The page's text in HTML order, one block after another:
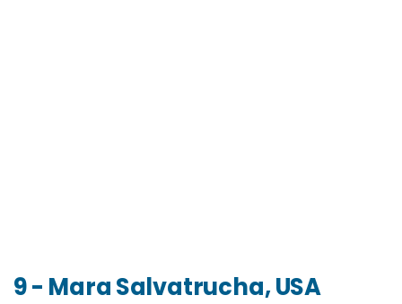
9 - Mara Salvatrucha, USA